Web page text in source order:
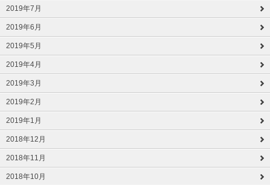
2019年7月
2019年6月
2019年5月
2019年4月
2019年3月
2019年2月
2019年1月
2018年12月
2018年11月
2018年10月